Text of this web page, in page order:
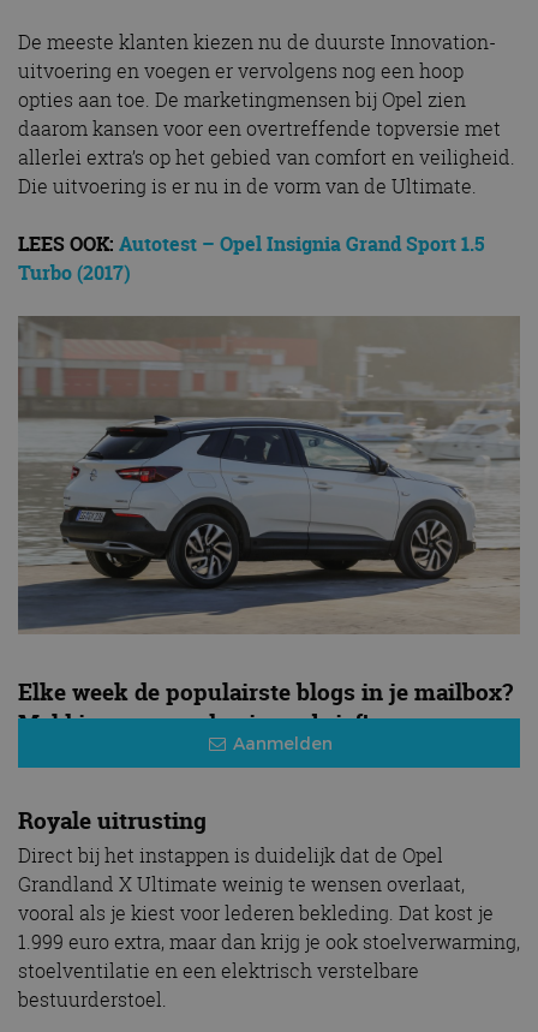
De meeste klanten kiezen nu de duurste Innovation-
uitvoering en voegen er vervolgens nog een hoop
opties aan toe. De marketingmensen bij Opel zien
daarom kansen voor een overtreffende topversie met
allerlei extra’s op het gebied van comfort en veiligheid.
Die uitvoering is er nu in de vorm van de Ultimate.
LEES OOK: Autotest – Opel Insignia Grand Sport 1.5
Turbo (2017)
Elke week de populairste blogs in je mailbox?
Meld je aan voor de nieuwsbrief!
Aanmelden
Royale uitrusting
Direct bij het instappen is duidelijk dat de Opel
Grandland X Ultimate weinig te wensen overlaat,
vooral als je kiest voor lederen bekleding. Dat kost je
1.999 euro extra, maar dan krijg je ook stoelverwarming,
stoelventilatie en een elektrisch verstelbare
bestuurderstoel.